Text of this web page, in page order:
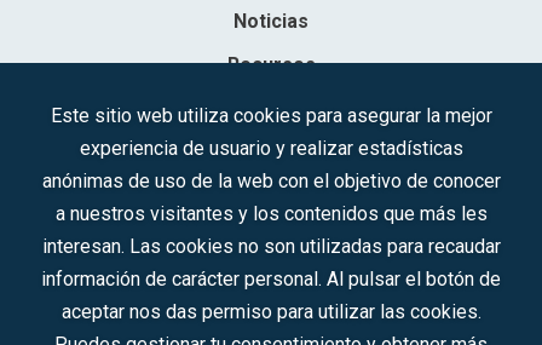
Noticias
Recursos
Contacto
Sociedad Mercantil Estatal para la Gestión de la Innovación y las
Inscrita en el R.M. de Madrid, T, 12593, Se. 8, F. 129, H. 201.307.
C.I.F.: A-81/874.984
Síguenos en redes sociales:
Este sitio web utiliza cookies para asegurar la mejor
experiencia de usuario y realizar estadísticas
anónimas de uso de la web con el objetivo de conocer
a nuestros visitantes y los contenidos que más les
interesan. Las cookies no son utilizadas para recaudar
información de carácter personal. Al pulsar el botón de
aceptar nos das permiso para utilizar las cookies.